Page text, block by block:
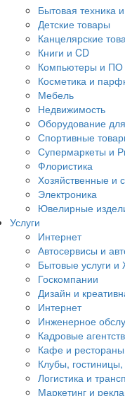
Бытовая техника
Детские товары
Канцелярские
Книги и CD
Компьютеры и ПО
Косметика и
Мебель
Недвижимость
Оборудование
Спортивные
Супермаркеты и
Флористика
Хозяйственные и
Электроника
Ювелирные
Услуги
Интернет
Автосервисы и
Бытовые услуги
Госкомпании
Дизайн и
Интернет
Инженерное
Кадровые
Кафе и рестораны
Клубы,
Логистика и
Маркетинг и